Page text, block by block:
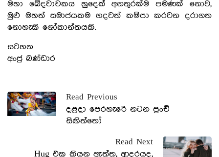
මහා ඛේදවාචකය හුදෙක් අනතුරක්ම පමණක් නොව,
මුළු මහත් සමාජයකම හදවත් කම්පා කරවන දරාගත
නොහැකි ශෝකාන්තයකි.
සටහන
අංජු බණ්ඩාර
Read Previous
දළදා පෙරහැරේ නටන පුංචි
සිඟිත්තෝ
Read Next
Hug එක කියන ඇත්ත, ආදරයද,